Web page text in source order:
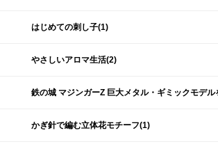
はじめての刺し子(1)
やさしいアロマ生活(2)
鉄の城 マジンガーZ 巨大メタル・ギミックモデ
かぎ針で編む立体花モチーフ(1)